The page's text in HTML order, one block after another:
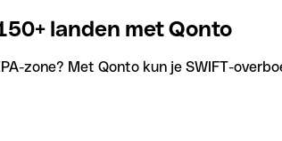
landen met Qonto
zone? Met Qonto kun je SWIFT-